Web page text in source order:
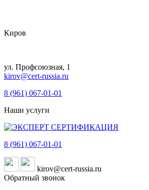
Киров
ул. Профсоюзная, 1
kirov@cert-russia.ru
8 (961) 067-01-01
Наши услуги
8 (961) 067-01-01
kirov@cert-russia.ru
Обратный звонок